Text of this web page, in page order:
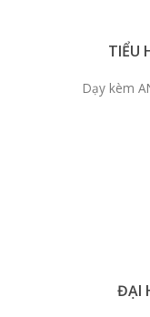
TIỂU
Dạy kèm
ĐẠI